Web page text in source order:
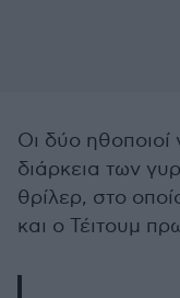
Οι δύο ηθοποιοί
διάρκεια των
θρίλερ, στο
και ο Τέιτουμ